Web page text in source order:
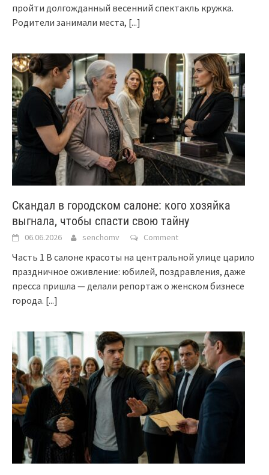
пройти долгожданный весенний спектакль кружка.
Родители занимали места, [...]
Скандал в городском салоне: кого хозяйка
выгнала, чтобы спасти свою тайну
06.06.2026 senchomv Comment
Часть 1 В салоне красоты на центральной улице царило
праздничное оживление: юбилей, поздравления, даже
пресса пришла — делали репортаж о женском бизнесе
города. [...]